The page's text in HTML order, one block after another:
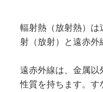
輻射熱（放射熱）
射（放射）と遠赤外
遠赤外線は、金属以
性質を持ちます。す